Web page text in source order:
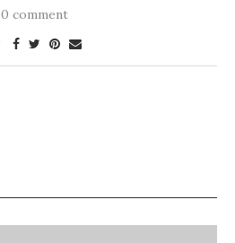
0 comment